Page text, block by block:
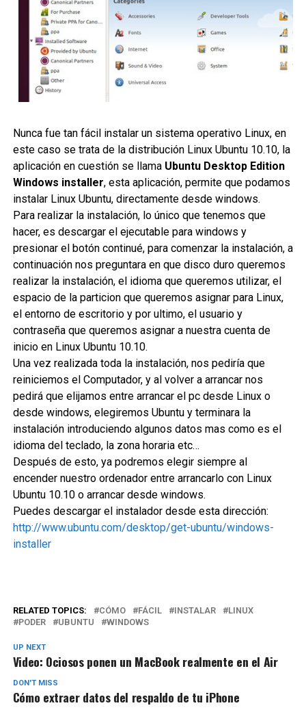
Nunca fue tan fácil instalar un sistema operativo Linux, en
este caso se trata de la distribución Linux Ubuntu 10.10, la
aplicación en cuestión se llama Ubuntu Desktop Edition
Windows installer, esta aplicación, permite que podamos
instalar Linux Ubuntu, directamente desde windows.
Para realizar la instalación, lo único que tenemos que
hacer, es descargar el ejecutable para windows y
presionar el botón continué, para comenzar la instalación, a
continuación nos preguntara en que disco duro queremos
realizar la instalación, el idioma que queremos utilizar, el
espacio de la particion que queremos asignar para Linux,
el entorno de escritorio y por ultimo, el usuario y
contraseña que queremos asignar a nuestra cuenta de
inicio en Linux Ubuntu 10.10.
Una vez realizada toda la instalación, nos pediría que
reiniciemos el Computador, y al volver a arrancar nos
pedirá que elijamos entre arrancar el pc desde Linux o
desde windows, elegiremos Ubuntu y terminara la
instalación introduciendo algunos datos mas como es el
idioma del teclado, la zona horaria etc…
Después de esto, ya podremos elegir siempre al
encender nuestro ordenador entre arrancarlo con Linux
Ubuntu 10.10 o arrancar desde windows.
Puedes descargar el instalador desde esta dirección:
http://www.ubuntu.com/desktop/get-ubuntu/windows-
installer
RELATED TOPICS: CÓMO FÁCIL INSTALAR
LINUX
PODER
UBUNTU WINDOWS
UP NEXT
Video: Ociosos ponen un MacBook realmente en el Air
DON'T MISS
Cómo extraer datos del respaldo de tu iPhone